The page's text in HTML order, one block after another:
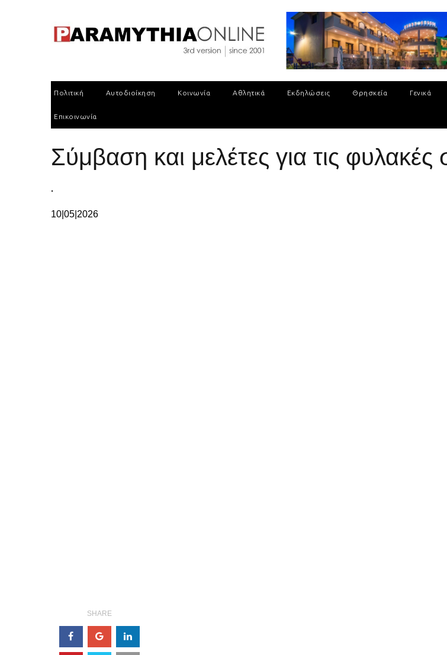
Πολιτική Αυτοδιοίκηση Κοινωνία Αθλητικά Εκδηλώσεις Θρησκεία Γενικά
Επικοινωνία
Σύμβαση και μελέτες για τις φυλακές
.
10|05|2026
SHARE